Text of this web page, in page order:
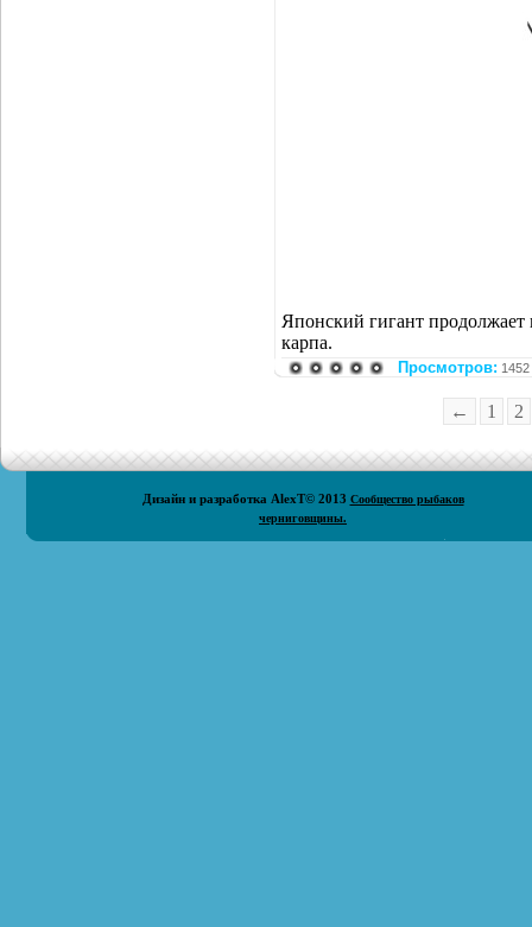
Японский гигант продолжает
карпа.
Просмотров:
← 1 2
Дизайн и разработка AlexT© 2013 Сообщество рыбаков
черниговщины.